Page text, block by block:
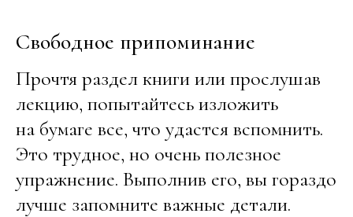
Свободное припоминание
Прочтя раздел книги или прослушав
лекцию, попытайтесь изложить
на бумаге все, что удастся вспомнить.
Это трудное, но очень полезное
упражнение. Выполнив его, вы гораздо
лучше запомните важные детали.